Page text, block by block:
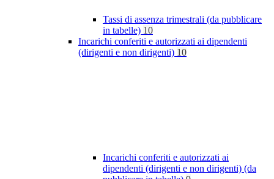
Tassi di assenza trimestrali (da pubblicare
in tabelle) 10
Incarichi conferiti e autorizzati ai dipendenti
(dirigenti e non dirigenti) 10
Incarichi conferiti e autorizzati ai
dipendenti (dirigenti e non dirigenti) (da